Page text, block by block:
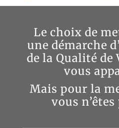
Le choix de
une démarche
de la Qualité de
vous
Mais pour la
vous n’êtes